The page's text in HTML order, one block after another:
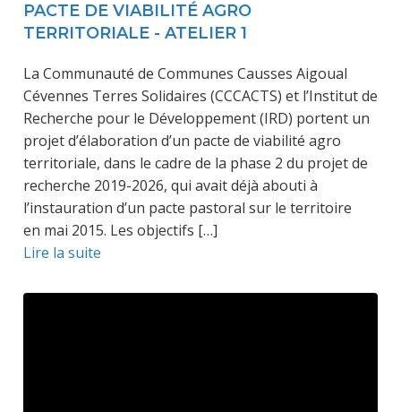
PACTE DE VIABILITÉ AGRO
TERRITORIALE - ATELIER 1
La Communauté de Communes Causses Aigoual
Cévennes Terres Solidaires (CCCACTS) et l’Institut de
Recherche pour le Développement (IRD) portent un
projet d’élaboration d’un pacte de viabilité agro
territoriale, dans le cadre de la phase 2 du projet de
recherche 2019-2026, qui avait déjà abouti à
l’instauration d’un pacte pastoral sur le territoire
en mai 2015. Les objectifs […]
Lire la suite